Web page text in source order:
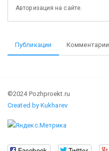
Авторизация на сайте.
Публикации Комментарии
©2024 Pozhproekt.ru
Created by Kukharev